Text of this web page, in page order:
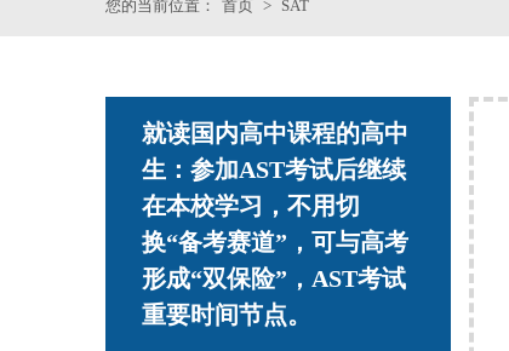
您的当前位置： 首页 > SAT
就读国内高中课程的高中
生：参加AST考试后继续
在本校学习，不用切
换“备考赛道”，可与高考
形成“双保险”，AST考试
重要时间节点。